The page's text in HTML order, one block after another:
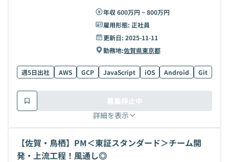
年収 600万円 ~ 800万円
雇用形態: 正社員
更新日: 2025-11-11
勤務地:佐賀県東京都
週5日出社 AWS GCP JavaScript iOS Android Git
詳細を表示
募集停止中
【佐賀・鳥栖】PM＜東証スタンダード＞チーム開
発・上流工程！風通し◎